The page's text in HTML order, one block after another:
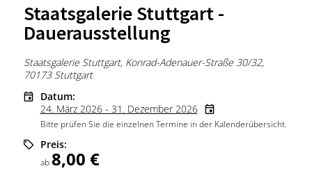
Wein
Automobil
Kultur
Feste & Highlights
Staatsgalerie Stuttgart -
Dauerausstellung
Staatsgalerie Stuttgart, Konrad-Adenauer-Straße 30/32,
70173 Stuttgart
Datum:
24. März 2026 - 31. Dezember 2026
Bitte prüfen Sie die einzelnen Termine in der Kalenderübersicht.
Preis:
ab8,00 €